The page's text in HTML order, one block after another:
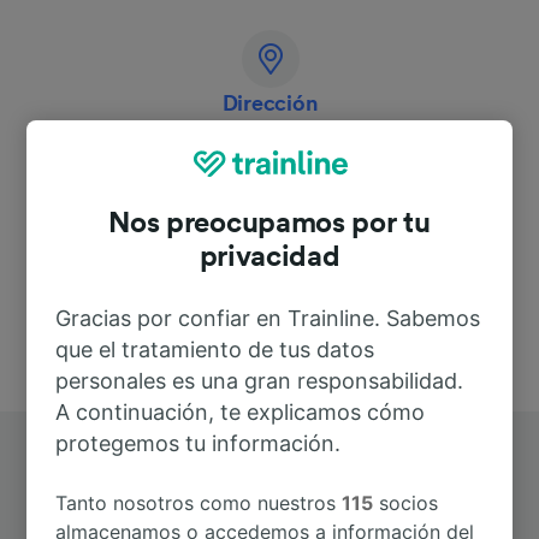
Dirección
46000 Cahors
Nos preocupamos por tu
privacidad
Gracias por confiar en Trainline. Sabemos
que el tratamiento de tus datos
personales es una gran responsabilidad.
A continuación, te explicamos cómo
protegemos tu información.
Tanto nosotros como nuestros115 socios
almacenamos o accedemos a información del